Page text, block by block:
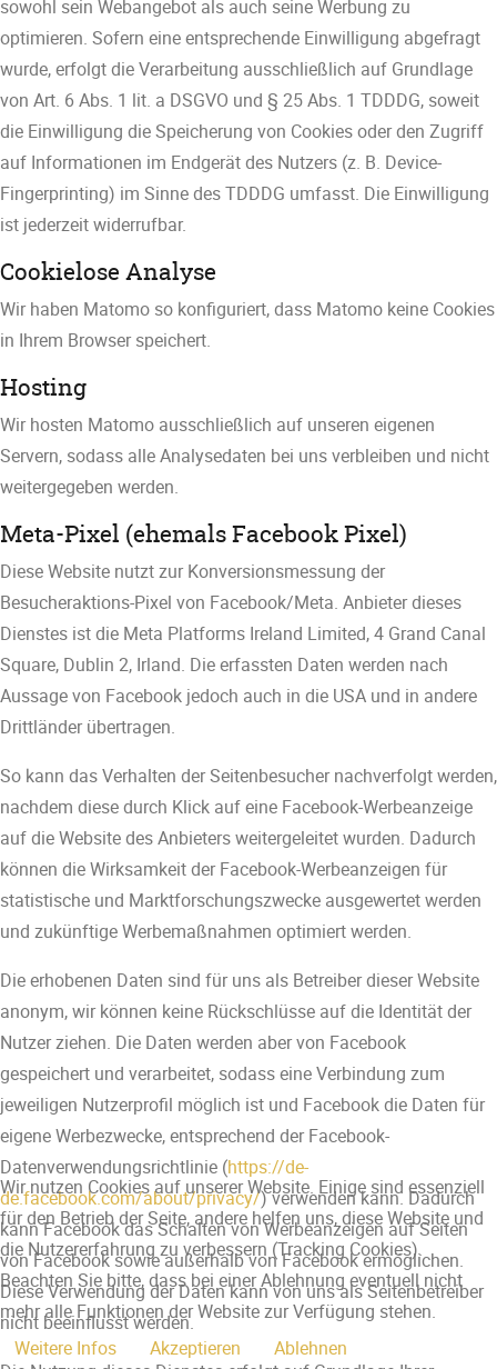
sowohl sein Webangebot als auch seine Werbung zu
optimieren. Sofern eine entsprechende Einwilligung abgefragt
wurde, erfolgt die Verarbeitung ausschließlich auf Grundlage
von Art. 6 Abs. 1 lit. a DSGVO und § 25 Abs. 1 TDDDG, soweit
die Einwilligung die Speicherung von Cookies oder den Zugriff
auf Informationen im Endgerät des Nutzers (z. B. Device-
Fingerprinting) im Sinne des TDDDG umfasst. Die Einwilligung
ist jederzeit widerrufbar.
Cookielose Analyse
Wir haben Matomo so konfiguriert, dass Matomo keine Cookies
in Ihrem Browser speichert.
Hosting
Wir hosten Matomo ausschließlich auf unseren eigenen
Servern, sodass alle Analysedaten bei uns verbleiben und nicht
weitergegeben werden.
Meta-Pixel (ehemals Facebook Pixel)
Diese Website nutzt zur Konversionsmessung der
Besucheraktions-Pixel von Facebook/Meta. Anbieter dieses
Dienstes ist die Meta Platforms Ireland Limited, 4 Grand Canal
Square, Dublin 2, Irland. Die erfassten Daten werden nach
Aussage von Facebook jedoch auch in die USA und in andere
Drittländer übertragen.
So kann das Verhalten der Seitenbesucher nachverfolgt werden,
nachdem diese durch Klick auf eine Facebook-Werbeanzeige
auf die Website des Anbieters weitergeleitet wurden. Dadurch
können die Wirksamkeit der Facebook-Werbeanzeigen für
statistische und Marktforschungszwecke ausgewertet werden
und zukünftige Werbemaßnahmen optimiert werden.
Die erhobenen Daten sind für uns als Betreiber dieser Website
anonym, wir können keine Rückschlüsse auf die Identität der
Nutzer ziehen. Die Daten werden aber von Facebook
gespeichert und verarbeitet, sodass eine Verbindung zum
jeweiligen Nutzerprofil möglich ist und Facebook die Daten für
eigene Werbezwecke, entsprechend der Facebook-
Datenverwendungsrichtlinie (https://de-
de.facebook.com/about/privacy/) verwenden kann. Dadurch
kann Facebook das Schalten von Werbeanzeigen auf Seiten
von Facebook sowie außerhalb von Facebook ermöglichen.
Diese Verwendung der Daten kann von uns als Seitenbetreiber
nicht beeinflusst werden.
Wir nutzen Cookies auf unserer Website. Einige sind essenziell
für den Betrieb der Seite, andere helfen uns, diese Website und
die Nutzererfahrung zu verbessern (Tracking Cookies).
Beachten Sie bitte, dass bei einer Ablehnung eventuell nicht
mehr alle Funktionen der Website zur Verfügung stehen.
Weitere Infos
Akzeptieren Ablehnen